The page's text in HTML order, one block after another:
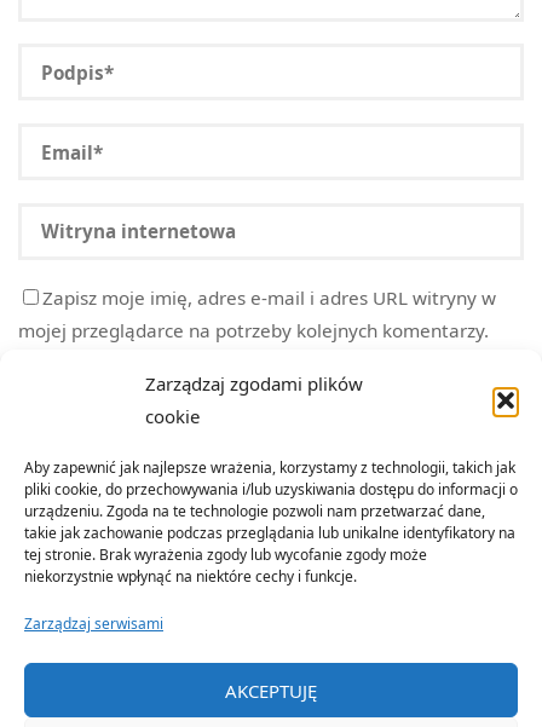
Zarządzaj zgodami plików
cookie
Aby zapewnić jak najlepsze wrażenia, korzystamy z technologii, takich jak
pliki cookie, do przechowywania i/lub uzyskiwania dostępu do informacji o
urządzeniu. Zgoda na te technologie pozwoli nam przetwarzać dane,
takie jak zachowanie podczas przeglądania lub unikalne identyfikatory na
tej stronie. Brak wyrażenia zgody lub wycofanie zgody może
niekorzystnie wpłynąć na niektóre cechy i funkcje.
Zarządzaj serwisami
AKCEPTUJĘ
Zapisz moje imię, adres e-mail i adres URL witryny w
mojej przeglądarce na potrzeby kolejnych komentarzy.
©2022 Organizacja Terenowa Emerytów i Rencistów Policji w
Nowym Sączu